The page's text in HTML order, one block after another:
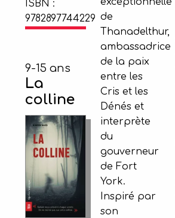
ISBN :
9782897744229 de
Thanadelthur,
ambassadrice
de la paix
entre les
Cris et les
Dénés et
interprète
du
gouverneur
de Fort
York.
Inspiré par
son
9-15 ans
La
colline